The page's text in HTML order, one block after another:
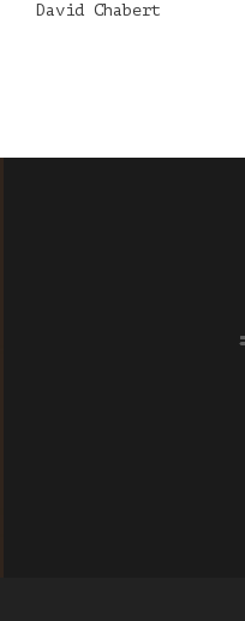
David Chabert